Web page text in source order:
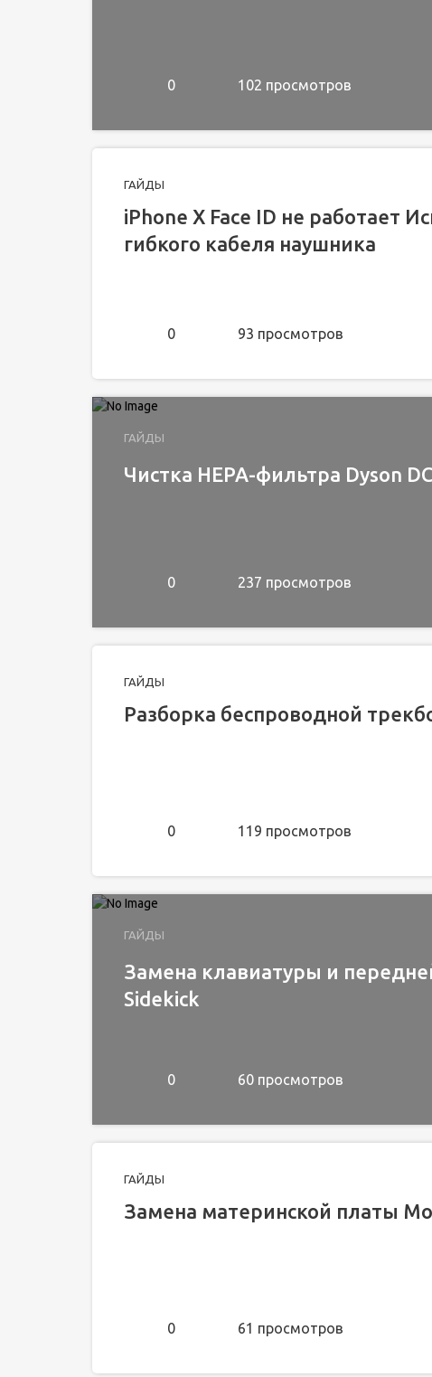
0 102 просмотров
ГАЙДЫ
iPhone X Face ID не работает
гибкого кабеля наушника
0 93 просмотров
ГАЙДЫ
Чистка HEPA-фильтра Dyson
0 237 просмотров
ГАЙДЫ
Разборка беспроводной
0 119 просмотров
ГАЙДЫ
Замена клавиатуры и
Sidekick
0 60 просмотров
ГАЙДЫ
Замена материнской платы
0 61 просмотров